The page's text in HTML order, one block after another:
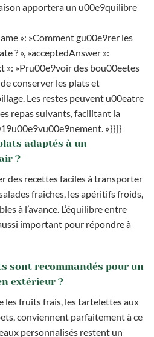
apportera un u00e9quilibre
»: »Comment gu00e9rer les
? », »acceptedAnswer »:
»: »Pru00e9voir des bou00eetes
conserver les plats et
Les restes peuvent u00eatre
repas suivants, facilitant la
»}}]}
adaptés à un
?
des recettes faciles à transporter
fraîches, les apéritifs froids,
à l’avance. L’équilibre entre
important pour répondre à
sont recommandés pour un
extérieur ?
les fruits frais, les tartelettes aux
conviennent parfaitement à ce
personnalisés restent un